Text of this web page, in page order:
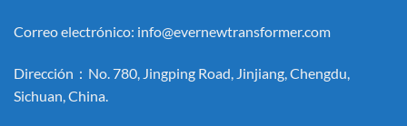
Correo electrónico: info@evernewtransformer.com
Dirección：No. 780, Jingping Road, Jinjiang, Chengdu,
Sichuan, China.